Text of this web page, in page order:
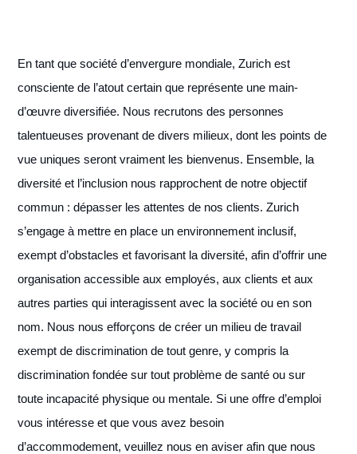
En tant que société d’envergure mondiale, Zurich est
consciente de l’atout certain que représente une main-
d’œuvre diversifiée. Nous recrutons des personnes
talentueuses provenant de divers milieux, dont les points de
vue uniques seront vraiment les bienvenus. Ensemble, la
diversité et l’inclusion nous rapprochent de notre objectif
commun : dépasser les attentes de nos clients. Zurich
s’engage à mettre en place un environnement inclusif,
exempt d’obstacles et favorisant la diversité, afin d’offrir une
organisation accessible aux employés, aux clients et aux
autres parties qui interagissent avec la société ou en son
nom. Nous nous efforçons de créer un milieu de travail
exempt de discrimination de tout genre, y compris la
discrimination fondée sur tout problème de santé ou sur
toute incapacité physique ou mentale. Si une offre d’emploi
vous intéresse et que vous avez besoin
d’accommodement, veuillez nous en aviser afin que nous